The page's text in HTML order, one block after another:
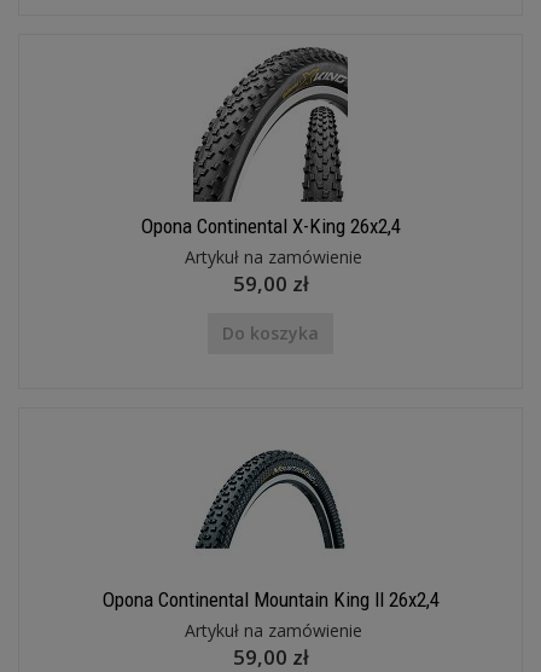
Opona Continental X-King 26x2,4
Artykuł na zamówienie
59,00 zł
Do koszyka
Opona Continental Mountain King II 26x2,4
Artykuł na zamówienie
59,00 zł